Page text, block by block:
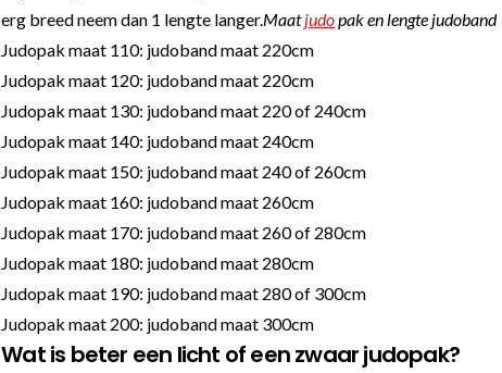
erg breed neem dan 1 lengte langer.Maatjudopak en lengte judoband
Judopak maat 110: judoband maat 220cm
Judopak maat 120: judoband maat 220cm
Judopak maat 130: judoband maat 220 of 240cm
Judopak maat 140: judoband maat 240cm
Judopak maat 150: judoband maat 240 of 260cm
Judopak maat 160: judoband maat 260cm
Judopak maat 170: judoband maat 260 of 280cm
Judopak maat 180: judoband maat 280cm
Judopak maat 190: judoband maat 280 of 300cm
Judopak maat 200: judoband maat 300cm
Wat is beter een licht of een zwaar judopak?